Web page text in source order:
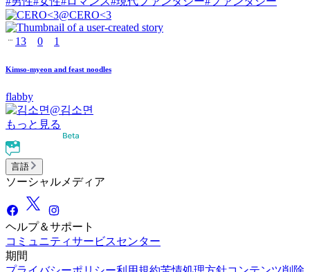
@CERO<3
13 0 1
Kimso-myeon and feast noodles
flabby
@김소면
もっと見る
言語
ソーシャルメディア
ヘルプ＆サポート
コミュニティサービスセンター
期間